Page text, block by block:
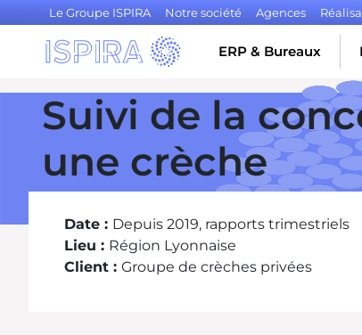
Le Groupe ISPIRA Notre société Agences
ERP & Bureaux
Suivi de la
une crèche
Date : Depuis 2019, rapports trimestriels
Lieu : Région Lyonnaise
Client : Groupe de crèches privées